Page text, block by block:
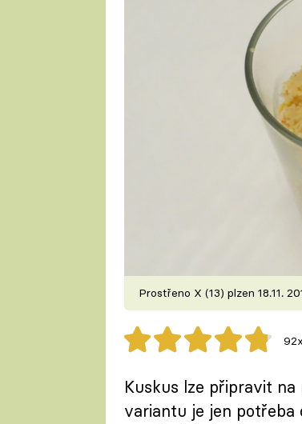
Prostřeno X (13) plzen 18.11.
92x
Kuskus lze připravit na
variantu je jen